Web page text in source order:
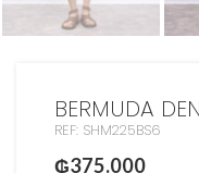
BERMUDA
REF: SHM225BS6
₲375.000